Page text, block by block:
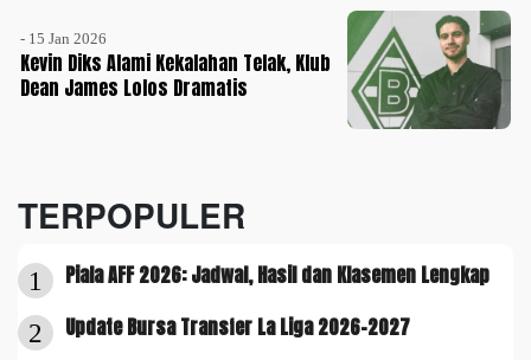
- 15 Jan 2026
Kevin Diks Alami Kekalahan Telak, Klub
Dean James Lolos Dramatis
TERPOPULER
1 Piala AFF 2026: Jadwal, Hasil dan Klasemen Lengkap
2 Update Bursa Transfer La Liga 2026-2027